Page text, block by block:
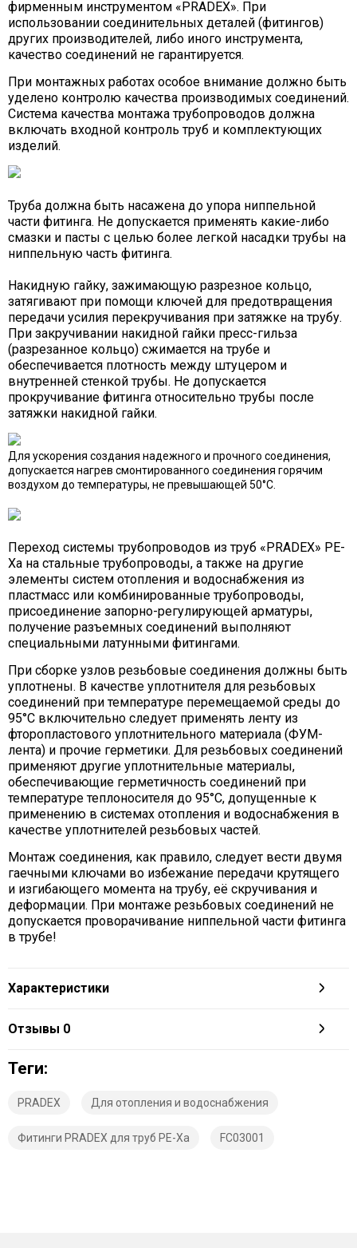
фирменным инструментом «PRADEX». При
использовании соединительных деталей (фитингов)
других производителей, либо иного инструмента,
качество соединений не гарантируется.
При монтажных работах особое внимание должно быть
уделено контролю качества производимых соединений.
Система качества монтажа трубопроводов должна
включать входной контроль труб и комплектующих
изделий.
Труба должна быть насажена до упора ниппельной
части фитинга. Не допускается применять какие-либо
смазки и пасты с целью более легкой насадки трубы на
ниппельную часть фитинга.
Накидную гайку, зажимающую разрезное кольцо,
затягивают при помощи ключей для предотвращения
передачи усилия перекручивания при затяжке на трубу.
При закручивании накидной гайки пресс-гильза
(разрезанное кольцо) сжимается на трубе и
обеспечивается плотность между штуцером и
внутренней стенкой трубы. Не допускается
прокручивание фитинга относительно трубы после
затяжки накидной гайки.
Для ускорения создания надежного и прочного соединения,
допускается нагрев смонтированного соединения горячим
воздухом до температуры, не превышающей 50°C.
Переход системы трубопроводов из труб «PRADEX» PE-
Xa на стальные трубопроводы, а также на другие
элементы систем отопления и водоснабжения из
пластмасс или комбинированные трубопроводы,
присоединение запорно-регулирующей арматуры,
получение разъемных соединений выполняют
специальными латунными фитингами.
При сборке узлов резьбовые соединения должны быть
уплотнены. В качестве уплотнителя для резьбовых
соединений при температуре перемещаемой среды до
95°С включительно следует применять ленту из
фторопластового уплотнительного материала (ФУМ-
лента) и прочие герметики. Для резьбовых соединений
применяют другие уплотнительные материалы,
обеспечивающие герметичность соединений при
температуре теплоносителя до 95°С, допущенные к
применению в системах отопления и водоснабжения в
качестве уплотнителей резьбовых частей.
Монтаж соединения, как правило, следует вести двумя
гаечными ключами во избежание передачи крутящего
и изгибающего момента на трубу, её скручивания и
деформации. При монтаже резьбовых соединений не
допускается проворачивание ниппельной части фитинга
в трубе!
Характеристики
Отзывы 0
Теги:
PRADEX Для отопления и водоснабжения
Фитинги PRADEX для труб PE-Xa FC03001